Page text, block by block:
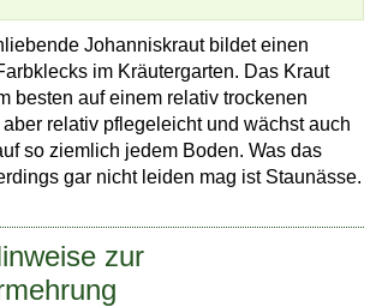
Johanniskraut bildet einen
im Kräutergarten. Das Kraut
besten auf einem relativ trockenen
relativ pflegeleicht und wächst auch
so ziemlich jedem Boden. Was das
gar nicht leiden mag ist Staunässe.
zur